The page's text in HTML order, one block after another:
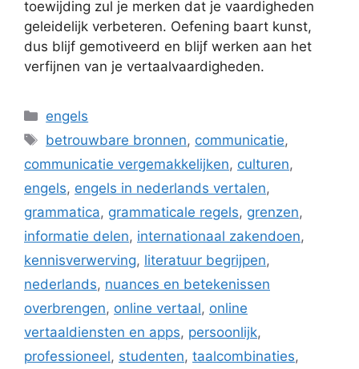
toewijding zul je merken dat je vaardigheden
geleidelijk verbeteren. Oefening baart kunst,
dus blijf gemotiveerd en blijf werken aan het
verfijnen van je vertaalvaardigheden.
Categorieën
engels
Tags
betrouwbare bronnen, communicatie,
communicatie vergemakkelijken, culturen,
engels, engels in nederlands vertalen,
grammatica, grammaticale regels, grenzen,
informatie delen, internationaal zakendoen,
kennisverwerving, literatuur begrijpen,
nederlands, nuances en betekenissen
overbrengen, online vertaal, online
vertaaldiensten en apps, persoonlijk,
professioneel, studenten, taalcombinaties,